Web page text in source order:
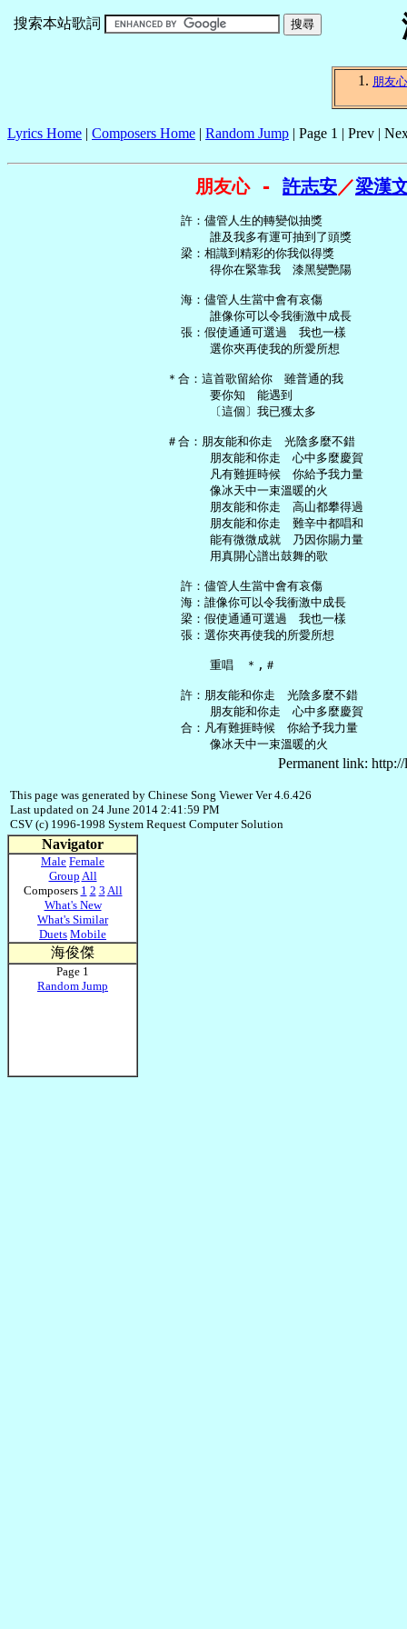
搜索本站歌詞
朋友心
Lyrics Home | Composers Home | Random Jump | Page 1 | Prev |
朋友心 - 許志安／梁漢
   許：儘管人生的轉變似抽獎
       誰及我多有運可抽到了頭獎
   梁：相識到精彩的你我似得獎
       得你在緊靠我　漆黑變艷陽
   海：儘管人生當中會有哀傷
       誰像你可以令我衝激中成長
   張：假使通通可選過　我也一樣
       選你夾再使我的所愛所想
＊合：這首歌留給你　雖普通的我
       要你知　能遇到
       〔這個〕我已獲太多
＃合：朋友能和你走　光陰多麼不錯
       朋友能和你走　心中多麼慶賀
       凡有難捱時候　你給予我力量
       像冰天中一束溫暖的火
       朋友能和你走　高山都攀得過
       朋友能和你走　難辛中都唱和
       能有微微成就　乃因你賜力量
       用真開心譜出鼓舞的歌
   許：儘管人生當中會有哀傷
   海：誰像你可以令我衝激中成長
   梁：假使通通可選過　我也一樣
   張：選你夾再使我的所愛所想
       重唱　＊,＃
   許：朋友能和你走　光陰多麼不錯
       朋友能和你走　心中多麼慶賀
   合：凡有難捱時候　你給予我力量
Permanent link:
This page was generated by Chinese Song Viewer Ver 4.6.426
Last updated on 24 June 2014 2:41:59 PM
CSV (c) 1996-1998 System Request Computer Solution
Navigator
Male Female
Group All
Composers 1 2 3 All
What's New
What's Similar
Duets Mobile
海俊傑
Page 1
Random Jump